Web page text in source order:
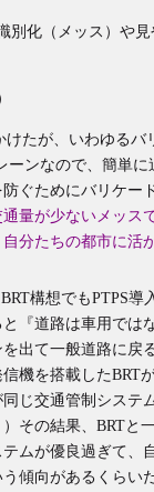
化（メッス）や
たが、いわゆる
ンなので、簡単
ぐためにバリケー
量が少ないメッス
分たちの都市に活
構想でもPTPS
『道路は車用では
出て一般道路に戻
機を搭載したBRT
じ交通管制システ
その結果、BRTと
ムが優良過ぎて、
傾向があるくらい